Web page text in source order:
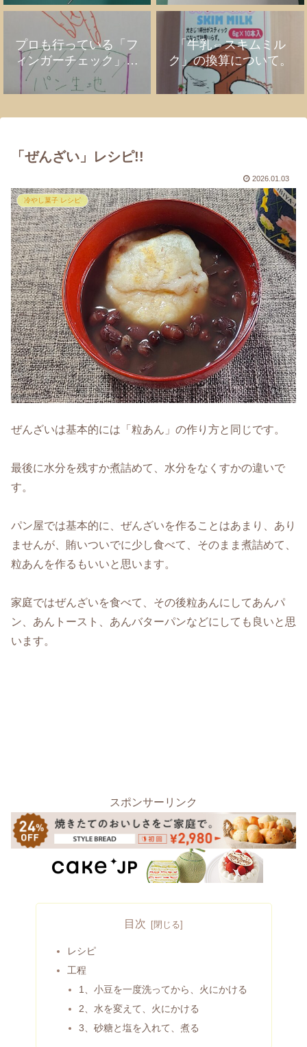
プロも行っている「フ
ィンガーチェック」の
話。
「牛乳⇔スキムミル
ク」の換算について。
「ぜんざい」レシピ!!
2026.01.03
冷やし菓子 レシピ
ぜんざいは基本的には「粒あん」の作り方と同じです。
最後に水分を残すか煮詰めて、水分をなくすかの違いで
す。
パン屋では基本的に、ぜんざいを作ることはあまり、あり
ませんが、賄いついでに少し食べて、そのまま煮詰めて、
粒あんを作るもいいと思います。
家庭ではぜんざいを食べて、その後粒あんにしてあんパ
ン、あんトースト、あんバターパンなどにしても良いと思
います。
スポンサーリンク
目次
レシピ
工程
1、小豆を一度洗ってから、火にかける
2、水を変えて、火にかける
3、砂糖と塩を入れて、煮る